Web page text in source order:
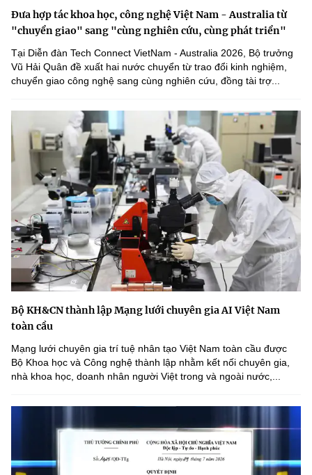
Đưa hợp tác khoa học, công nghệ Việt Nam - Australia từ
"chuyển giao" sang "cùng nghiên cứu, cùng phát triển"
Tại Diễn đàn Tech Connect VietNam - Australia 2026, Bộ trưởng
Vũ Hải Quân đề xuất hai nước chuyển từ trao đổi kinh nghiệm,
chuyển giao công nghệ sang cùng nghiên cứu, đồng tài trợ...
Bộ KH&CN thành lập Mạng lưới chuyên gia AI Việt Nam
toàn cầu
Mạng lưới chuyên gia trí tuệ nhân tạo Việt Nam toàn cầu được
Bộ Khoa học và Công nghệ thành lập nhằm kết nối chuyên gia,
nhà khoa học, doanh nhân người Việt trong và ngoài nước,...